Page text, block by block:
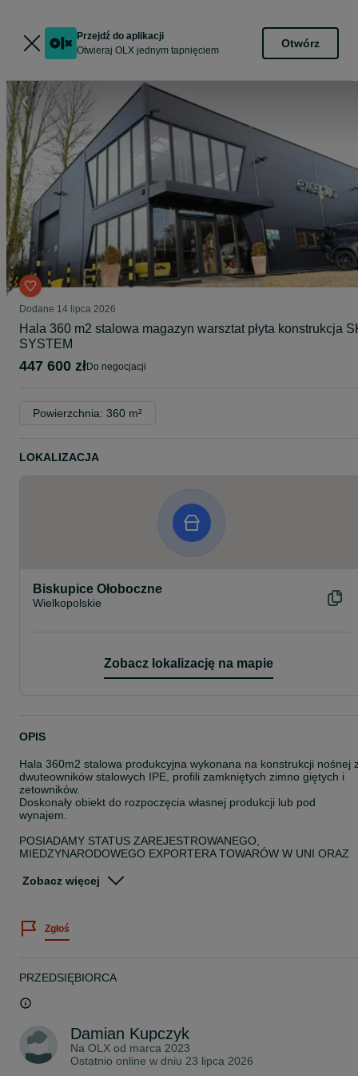
Przejdź do aplikacji
Otwieraj OLX jednym tapnięciem
Otwórz
Dodane 14 lipca 2026
Hala 360 m2 stalowa magazyn warsztat płyta konstrukcja
SYSTEM
447 600 zł do negocjacji
Powierzchnia: 360 m²
LOKALIZACJA
Biskupice Ołoboczne
Wielkopolskie
Zobacz lokalizację na mapie
OPIS
Hala 360m2 stalowa produkcyjna wykonana na konstrukcji nośnej
dwuteowników stalowych IPE, profili zamkniętych zimno giętych i
zetowników.
Doskonały obiekt do rozpoczęcia własnej produkcji lub pod
wynajem.
POSIADAMY STATUS ZAREJESTROWANEGO,
MIĘDZYNARODOWEGO EXPORTERA TOWARÓW W UNI ORAZ
CAŁY PROCES PRODUKCJI NADZOROWANY W RAMACH
1090 CE
Dokumentacja:
-Projekt konstrukcji
-Projekt fundamentów
Zobacz więcej
Zgłoś
PRZEDSIĘBIORCA
Damian Kupczyk
Na OLX od marca 2023
Ostatnio online w dniu 23 lipca 2026